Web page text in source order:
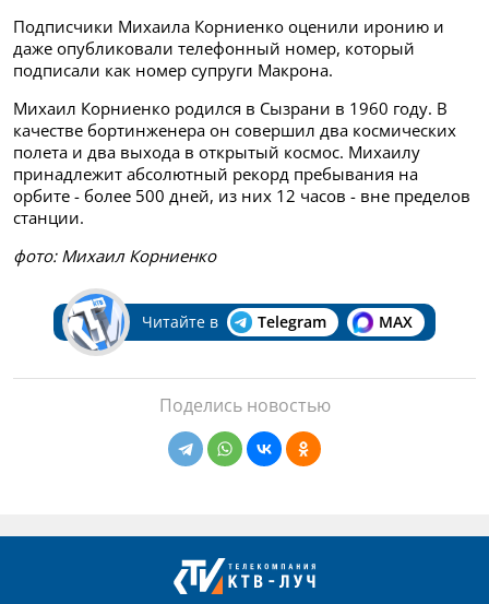
Подписчики Михаила Корниенко оценили иронию и
даже опубликовали телефонный номер, который
подписали как номер супруги Макрона.
Михаил Корниенко родился в Сызрани в 1960 году. В
качестве бортинженера он совершил два космических
полета и два выхода в открытый космос. Михаилу
принадлежит абсолютный рекорд пребывания на
орбите - более 500 дней, из них 12 часов - вне пределов
станции.
фото: Михаил Корниенко
Читайте в Telegram MAX
Поделись новостью